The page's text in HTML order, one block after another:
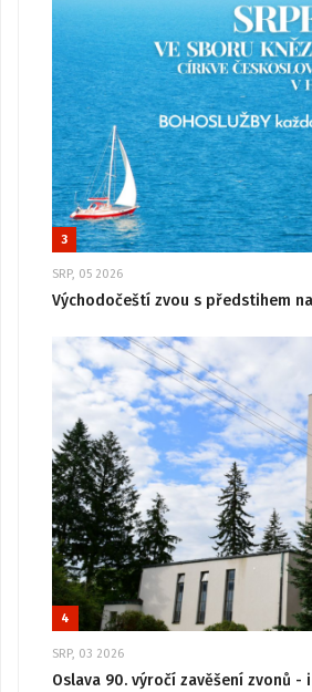
3
SRP, 05 2026
Východočeští zvou s předstihem
4
SRP, 03 2026
Oslava 90. výročí zavěšení zvonů -